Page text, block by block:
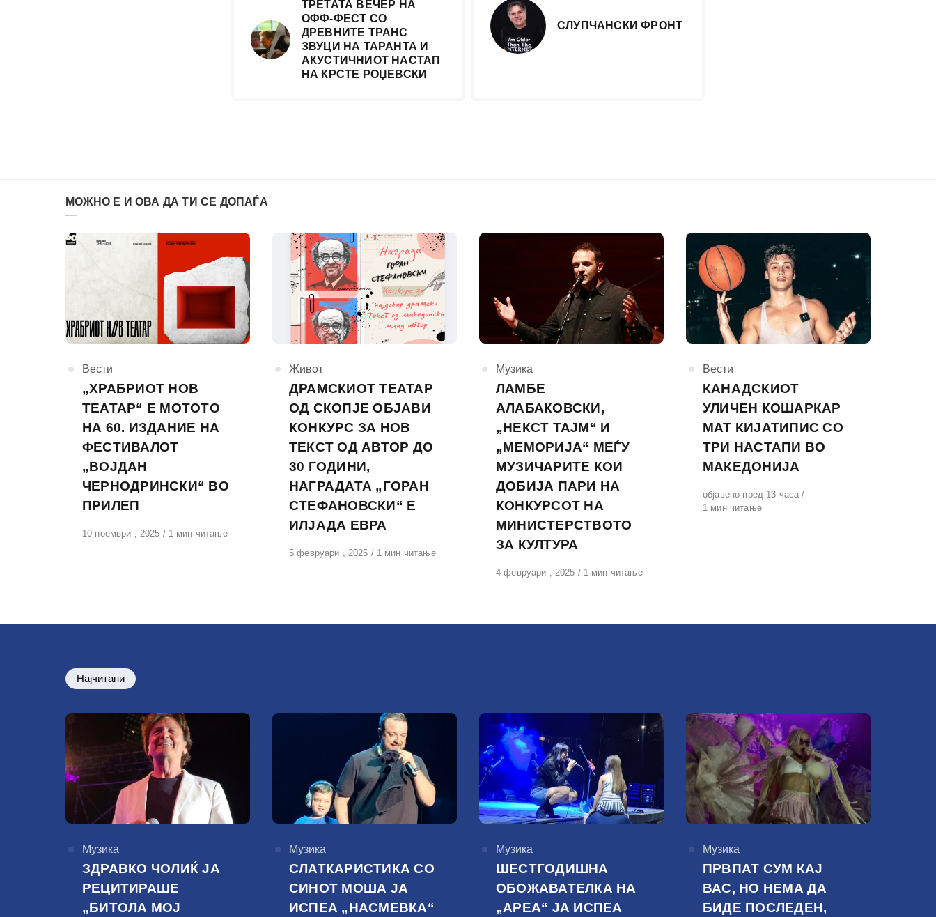
ТРЕТАТА ВЕЧЕР НА
ОФФ-ФЕСТ СО
ДРЕВНИТЕ ТРАНС
ЗВУЦИ НА ТАРАНТА И
АКУСТИЧНИОТ НАСТАП
НА КРСТЕ РОЏЕВСКИ
СЛУПЧАНСКИ ФРОНТ
МОЖНО Е И ОВА ДА ТИ СЕ ДОПАЃА
КАтегорија
Вести
„ХРАБРИОТ НОВ
ТЕАТАР“ Е МОТОТО
НА 60. ИЗДАНИЕ НА
ФЕСТИВАЛОТ
„ВОЈДАН
ЧЕРНОДРИНСКИ“ ВО
ПРИЛЕП
Објавено
10 ноември , 2025 1 мин читање
КАтегорија
Живот
ДРАМСКИОТ ТЕАТАР
ОД СКОПЈЕ ОБЈАВИ
КОНКУРС ЗА НОВ
ТЕКСТ ОД АВТОР ДО
30 ГОДИНИ,
НАГРАДАТА „ГОРАН
СТЕФАНОВСКИ“ Е
ИЛЈАДА ЕВРА
Објавено
5 февруари , 2025 1 мин читање
КАтегорија
Музика
ЛАМБЕ
АЛАБАКОВСКИ,
„НЕКСТ ТАЈМ“ И
„МЕМОРИЈА“ МЕЃУ
МУЗИЧАРИТЕ КОИ
ДОБИЈА ПАРИ НА
КОНКУРСОТ НА
МИНИСТЕРСТВОТО
ЗА КУЛТУРА
Објавено
4 февруари , 2025 1 мин читање
КАтегорија
Вести
КАНАДСКИОТ
УЛИЧЕН КОШАРКАР
МАТ КИЈАТИПИС СО
ТРИ НАСТАПИ ВО
МАКЕДОНИЈА
Објавено
на
објавено пред 13 часа
1 мин читање
Најчитани
КАтегорија
Музика
ЗДРАВКО ЧОЛИЌ ЈА
РЕЦИТИРАШЕ
„БИТОЛА МОЈ
КАтегорија
Музика
СЛАТКАРИСТИКА СО
СИНОТ МОША ЈА
ИСПЕА „НАСМЕВКА“
КАтегорија
Музика
ШЕСТГОДИШНА
ОБОЖАВАТЕЛКА НА
„АРЕА“ ЈА ИСПЕА
КАтегорија
Музика
ПРВПАТ СУМ КАЈ
ВАС, НО НЕМА ДА
БИДЕ ПОСЛЕДЕН,